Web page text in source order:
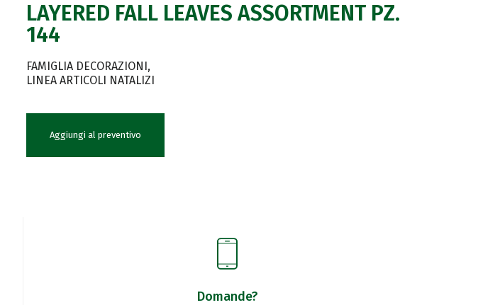
LAYERED FALL LEAVES ASSORTMENT PZ.
144
FAMIGLIA DECORAZIONI
LINEA ARTICOLI NATALIZI
Aggiungi al preventivo
Domande?